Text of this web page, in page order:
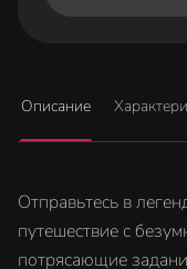
Описание
Отправьтесь в
путешествие с
потрясающие